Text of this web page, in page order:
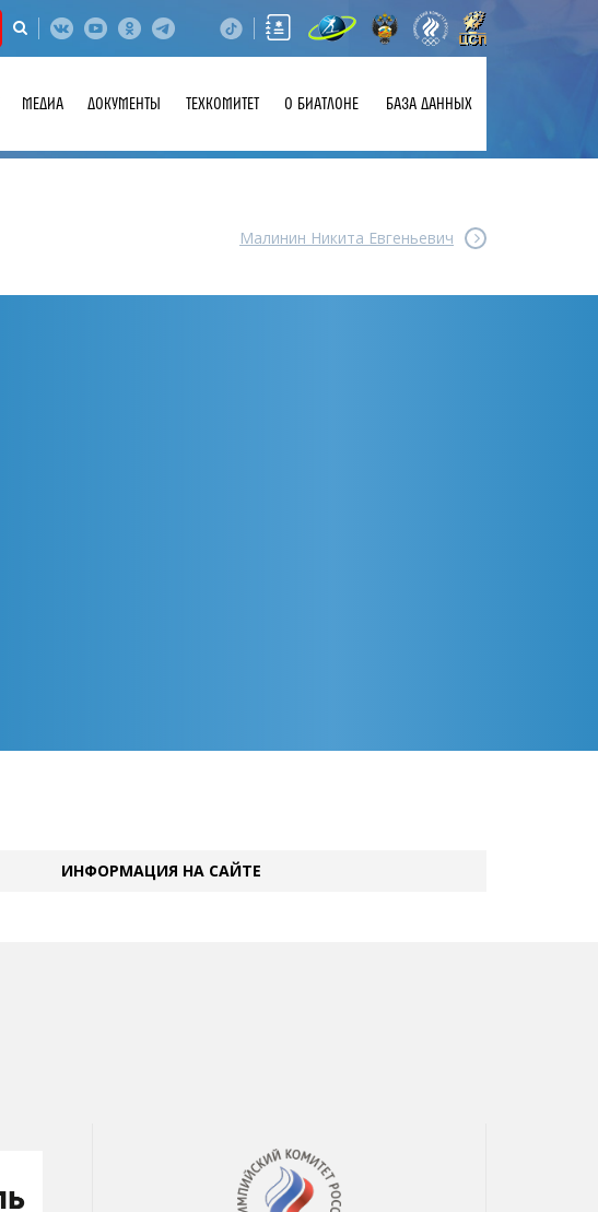
МЕДИА ДОКУМЕНТЫ ТЕХКОМИТЕТ О БИАТЛОНЕ БАЗА ДАННЫХ
Малинин Никита Евгеньевич
ИНФОРМАЦИЯ НА САЙТЕ